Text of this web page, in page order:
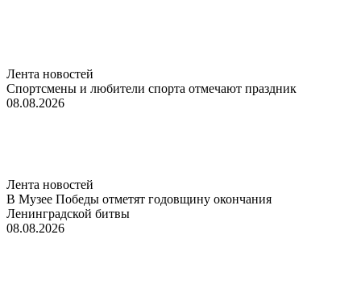
Лента новостей
Спортсмены и любители спорта отмечают праздник
08.08.2026
Лента новостей
В Музее Победы отметят годовщину окончания
Ленинградской битвы
08.08.2026